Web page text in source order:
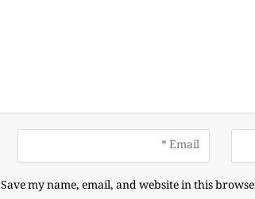
Save my name, email, and website in this